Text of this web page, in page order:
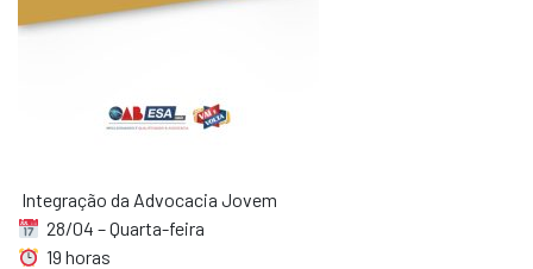
Integração da Advocacia Jovem
28/04 – Quarta-feira
19 horas